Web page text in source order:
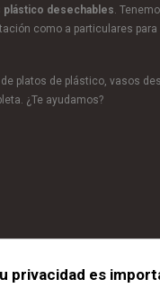
desechables .
como a particulares para
platos de plástico, vasos
¿Te ayudamos?
privacidad es